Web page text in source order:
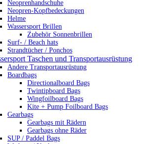
Neoprenhandschuhe
Neopren-Kopfbedeckungen
Helme
Wassersport Brillen
Zubehör Sonnenbrillen
Surf- / Beach hats
Strandtücher / Ponchos
Taschen und Transportausrüstung
Andere Transportausrüstung
Boardbags
Directionalboard Bags
Twintipboard Bags
Wingfoilboard Bags
Kite + Pump Foilboard Bags
Gearbags
Gearbags mit Rädern
Gearbags ohne Räder
SUP / Paddel Bags